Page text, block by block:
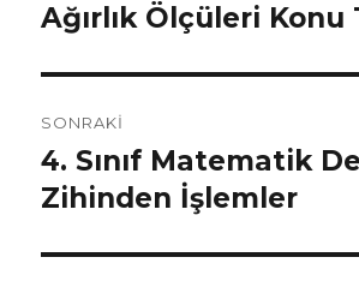
yazı:
Ağırlık Ölçüleri Konu
SONRAKI
Sonraki
yazı:
4. Sınıf Matematik
Zihinden İşlemler